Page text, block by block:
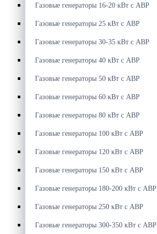
Газовые генераторы 16-20 кВт с АВР
Газовые генераторы 25 кВт с АВР
Газовые генераторы 30-35 кВт с АВР
Газовые генераторы 40 кВт с АВР
Газовые генераторы 50 кВт с АВР
Газовые генераторы 60 кВт с АВР
Газовые генераторы 80 кВт с АВР
Газовые генераторы 100 кВт с АВР
Газовые генераторы 120 кВт с АВР
Газовые генераторы 150 кВт с АВР
Газовые генераторы 180-200 кВт с АВР
Газовые генераторы 250 кВт с АВР
Газовые генераторы 300-350 кВт с АВР